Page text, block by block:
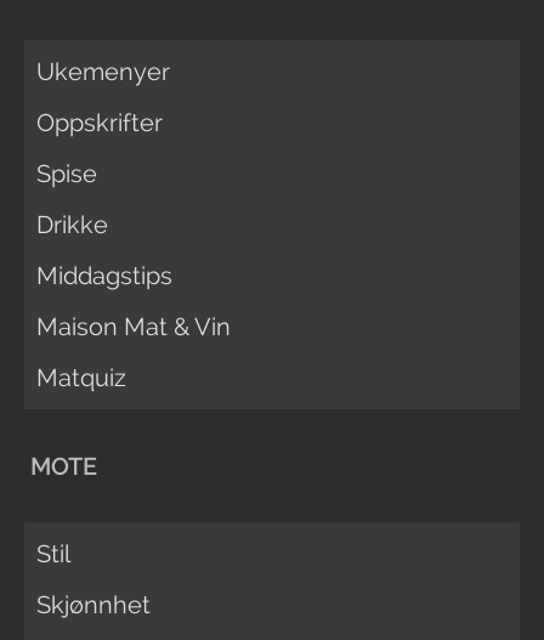
Ukemenyer
Oppskrifter
Spise
Drikke
Middagstips
Maison Mat & Vin
Matquiz
MOTE
Stil
Skjønnhet